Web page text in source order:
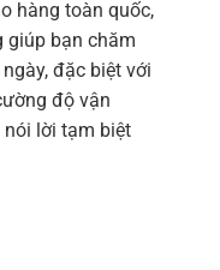
hàng toàn quốc,
giúp bạn chăm
đặc biệt với
độ vận
lời tạm biệt